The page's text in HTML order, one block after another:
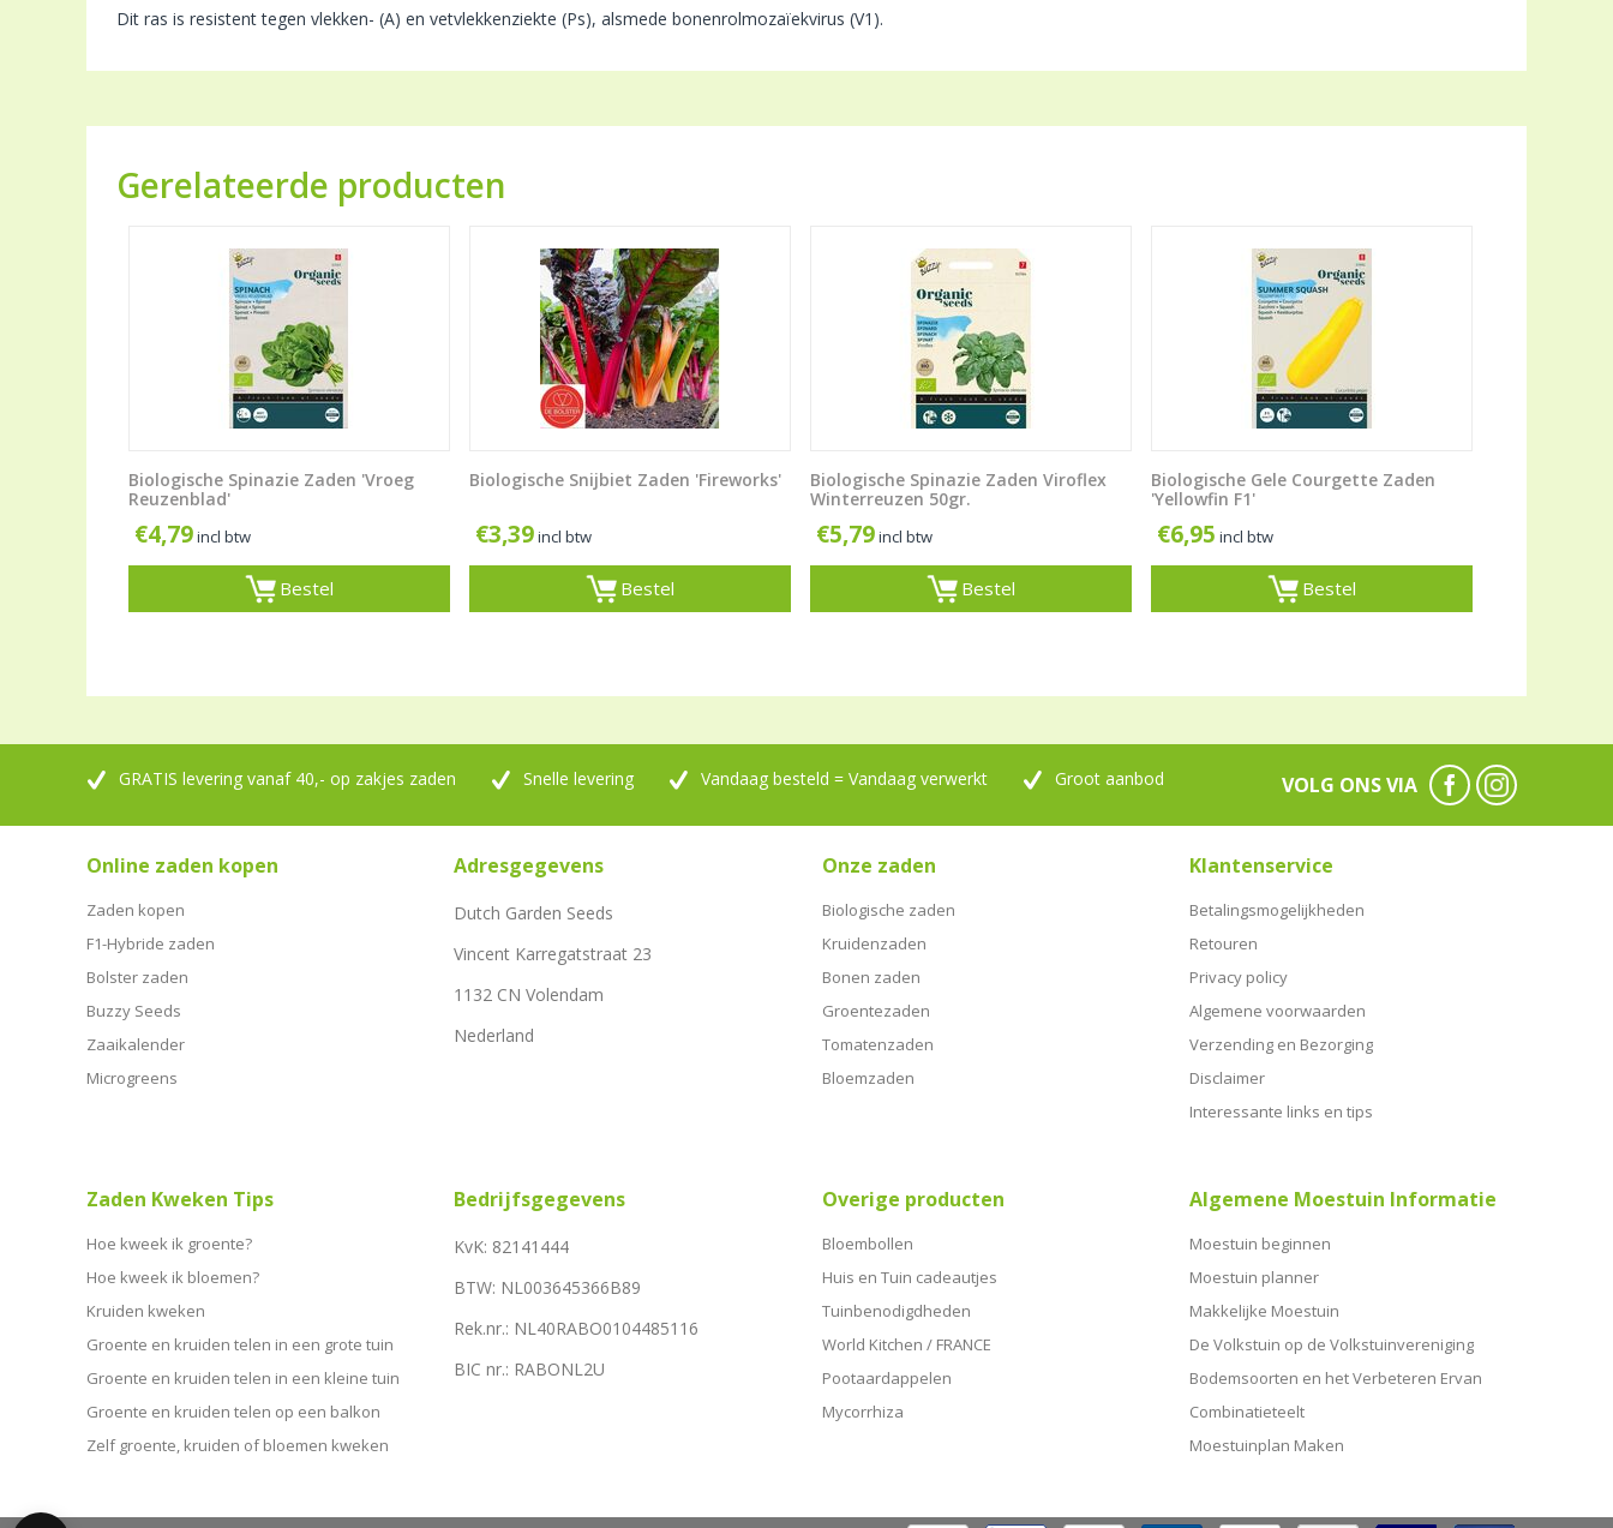
Dit ras is resistent tegen vlekken- (A) en vetvlekkenziekte (Ps), alsmede bonenrolmozaïekvirus (V1).
Gerelateerde producten
Biologische Spinazie Zaden 'Vroeg
Reuzenblad'
€4,79incl btw
Bestel
Biologische Snijbiet Zaden 'Fireworks'
€3,39incl btw
Bestel
Biologische Spinazie Zaden Viroflex
Winterreuzen 50gr.
€5,79incl btw
Bestel
Biologische Gele Courgette Zaden
'Yellowfin F1'
€6,95 incl btw
Bestel
GRATIS levering vanaf 40,- op zakjes zaden Snelle levering Vandaag besteld = Vandaag verwerkt Groot aanbod VOLG ONS VIA
Online zaden kopen
Zaden kopen
F1-Hybride zaden
Bolster zaden
Buzzy Seeds
Zaaikalender
Microgreens
Adresgegevens
Dutch Garden Seeds
Vincent Karregatstraat 23
1132 CN Volendam
Nederland
Onze zaden
Biologische zaden
Kruidenzaden
Bonen zaden
Groentezaden
Tomatenzaden
Bloemzaden
Klantenservice
Betalingsmogelijkheden
Retouren
Privacy policy
Algemene voorwaarden
Verzending en Bezorging
Disclaimer
Interessante links en tips
Zaden Kweken Tips
Hoe kweek ik groente?
Hoe kweek ik bloemen?
Kruiden kweken
Groente en kruiden telen in een grote tuin
Groente en kruiden telen in een kleine tuin
Groente en kruiden telen op een balkon
Zelf groente, kruiden of bloemen kweken
Bedrijfsgegevens
KvK: 82141444
BTW: NL003645366B89
Rek.nr.: NL40RABO0104485116
BIC nr.: RABONL2U
Overige producten
Bloembollen
Huis en Tuin cadeautjes
Tuinbenodigdheden
World Kitchen / FRANCE
Pootaardappelen
Mycorrhiza
Algemene Moestuin Informatie
Moestuin beginnen
Moestuin planner
Makkelijke Moestuin
De Volkstuin op de Volkstuinvereniging
Bodemsoorten en het Verbeteren Ervan
Combinatieteelt
Moestuinplan Maken